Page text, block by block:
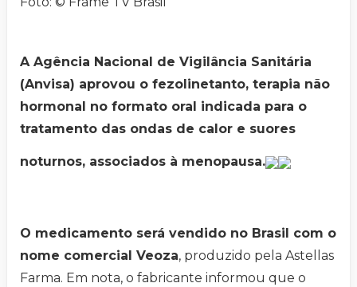
A Agência Nacional de Vigilância Sanitária
(Anvisa) aprovou o fezolinetanto, terapia não
hormonal no formato oral indicada para o
tratamento das ondas de calor e suores
noturnos, associados à menopausa.
O medicamento será vendido no Brasil com o
nome comercial Veoza, produzido pela Astellas
Farma. Em nota, o fabricante informou que o